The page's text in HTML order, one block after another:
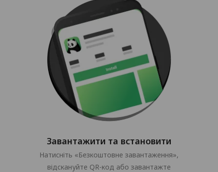
Завантажити та встановити
Натисніть «Безкоштовне завантаження»,
відскануйте QR-код або завантажте